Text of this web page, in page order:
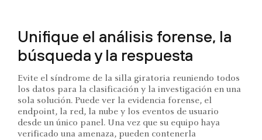
Unifique el análisis forense, la
búsqueda y la respuesta
Evite el síndrome de la silla giratoria reuniendo todos
los datos para la clasificación y la investigación en una
sola solución. Puede ver la evidencia forense, el
endpoint, la red, la nube y los eventos de usuario
desde un único panel. Una vez que su equipo haya
verificado una amenaza, pueden contenerla